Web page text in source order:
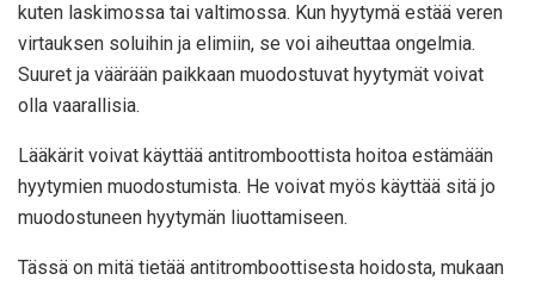
kuten laskimossa tai valtimossa. Kun hyytymä estää veren
virtauksen soluihin ja elimiin, se voi aiheuttaa ongelmia.
Suuret ja väärään paikkaan muodostuvat hyytymät voivat
olla vaarallisia.
Lääkärit voivat käyttää antitromboottista hoitoa estämään
hyytymien muodostumista. He voivat myös käyttää sitä jo
muodostuneen hyytymän liuottamiseen.
Tässä on mitä tietää antitromboottisesta hoidosta, mukaan